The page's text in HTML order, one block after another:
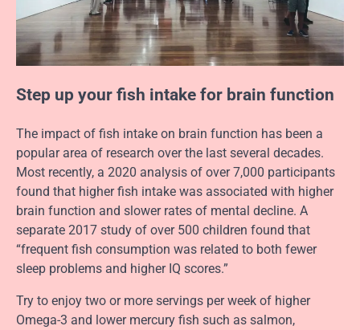
Step up your fish intake for brain function
The impact of fish intake on brain function has been a
popular area of research over the last several decades.
Most recently, a 2020 analysis of over 7,000 participants
found that higher fish intake was associated with higher
brain function and slower rates of mental decline. A
separate 2017 study of over 500 children found that
“frequent fish consumption was related to both fewer
sleep problems and higher IQ scores.”
Try to enjoy two or more servings per week of higher
Omega-3 and lower mercury fish such as salmon,